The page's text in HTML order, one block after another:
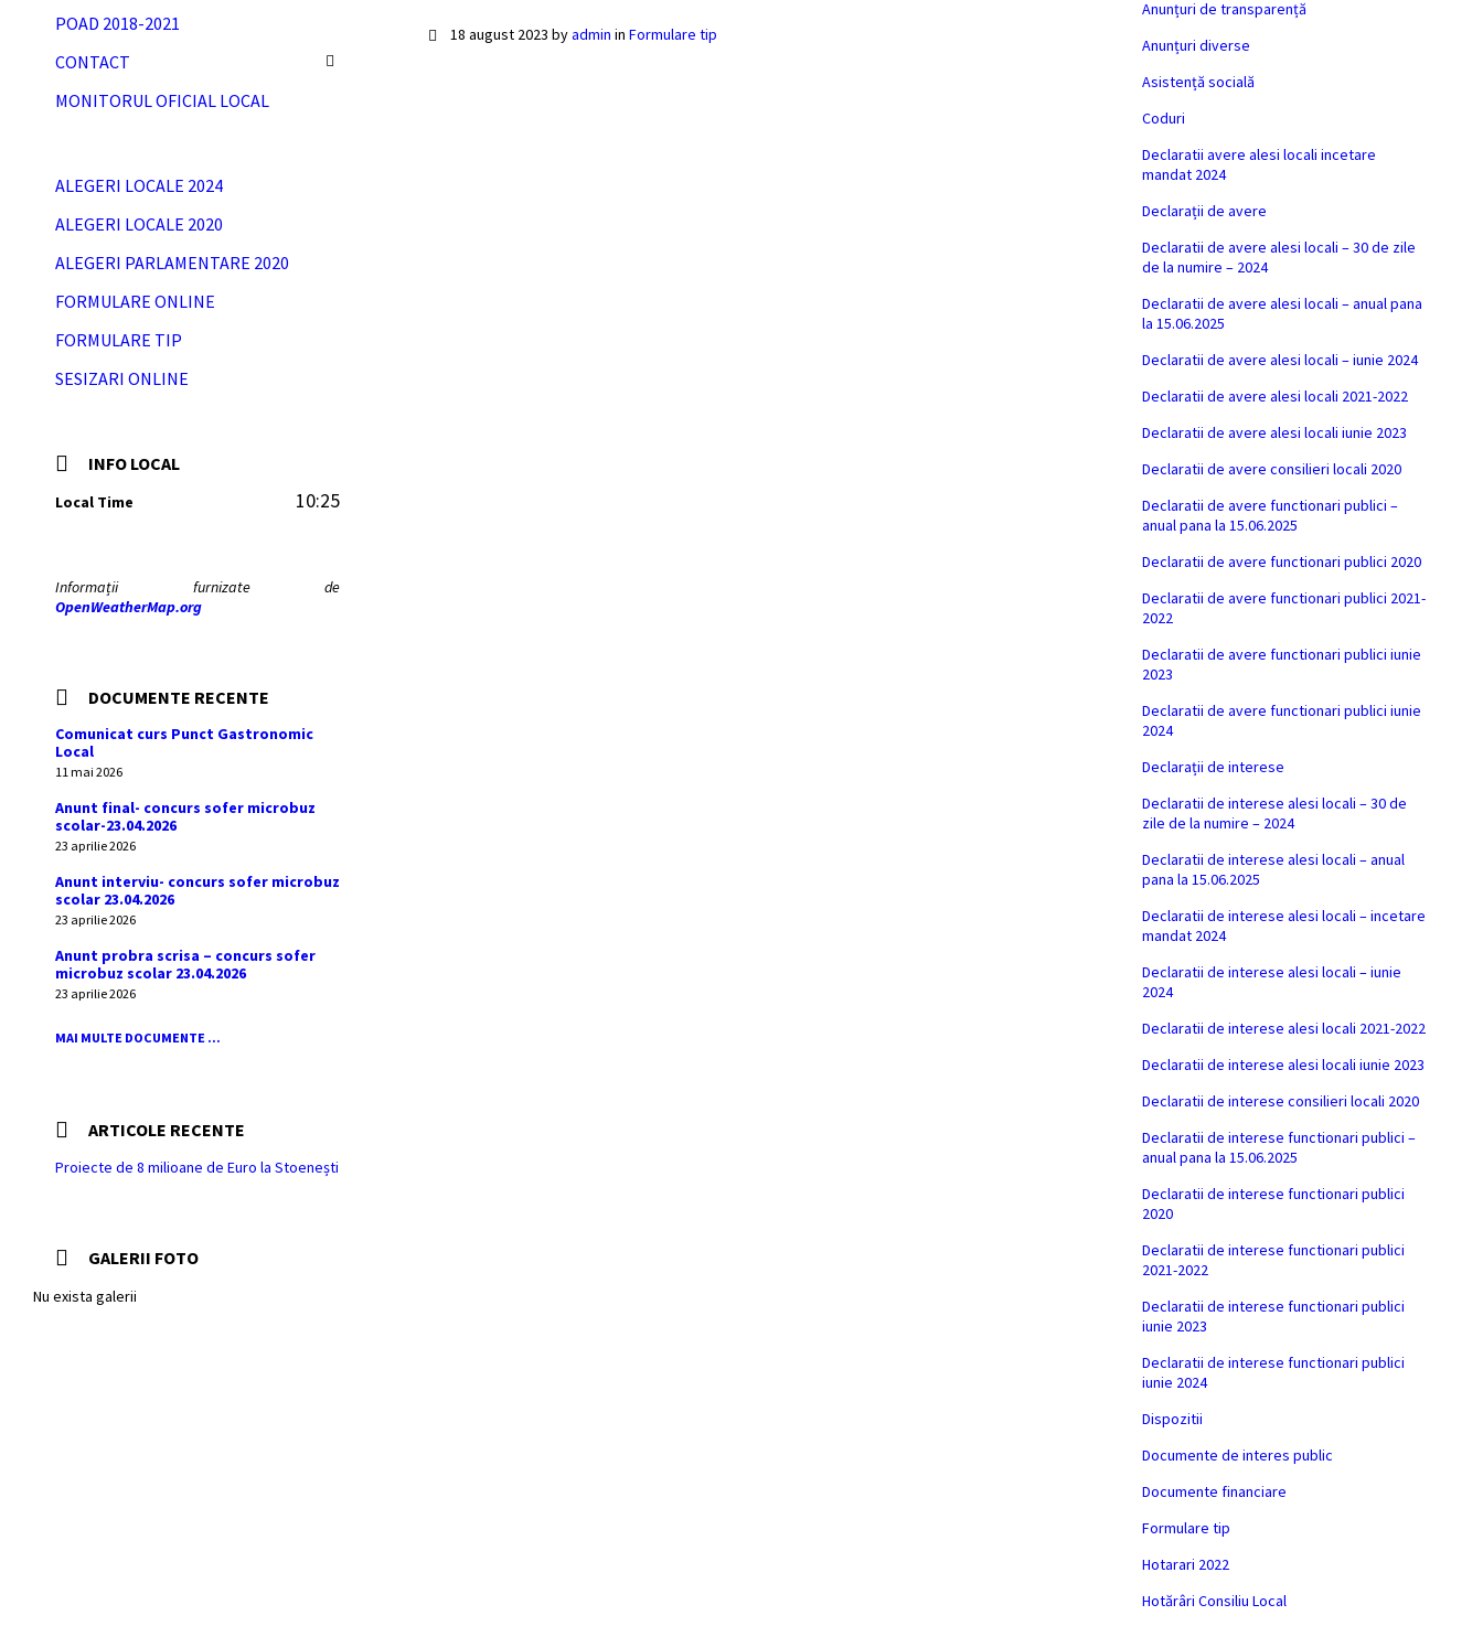
18 august 2023byadmin inFormulare tip
POAD 2018-2021
CONTACT
MONITORUL OFICIAL LOCAL
ALEGERI LOCALE 2024
ALEGERI LOCALE 2020
ALEGERI PARLAMENTARE 2020
FORMULARE ONLINE
FORMULARE TIP
SESIZARI ONLINE
INFO LOCAL
Local Time 10:25
Informații furnizate de
OpenWeatherMap.org
DOCUMENTE RECENTE
Comunicat curs Punct Gastronomic
Local
11 mai 2026
Anunt final- concurs sofer microbuz
scolar-23.04.2026
23 aprilie 2026
Anunt interviu- concurs sofer microbuz
scolar 23.04.2026
23 aprilie 2026
Anunt probra scrisa – concurs sofer
microbuz scolar 23.04.2026
23 aprilie 2026
MAI MULTE DOCUMENTE ...
ARTICOLE RECENTE
Proiecte de 8 milioane de Euro la Stoenești
GALERII FOTO
Nu exista galerii
Anunțuri de transparență
Anunțuri diverse
Asistență socială
Coduri
Declaratii avere alesi locali incetare
mandat 2024
Declarații de avere
Declaratii de avere alesi locali – 30 de zile
de la numire – 2024
Declaratii de avere alesi locali – anual pana
la 15.06.2025
Declaratii de avere alesi locali – iunie 2024
Declaratii de avere alesi locali 2021-2022
Declaratii de avere alesi locali iunie 2023
Declaratii de avere consilieri locali 2020
Declaratii de avere functionari publici –
anual pana la 15.06.2025
Declaratii de avere functionari publici 2020
Declaratii de avere functionari publici 2021-
2022
Declaratii de avere functionari publici iunie
2023
Declaratii de avere functionari publici iunie
2024
Declarații de interese
Declaratii de interese alesi locali – 30 de
zile de la numire – 2024
Declaratii de interese alesi locali – anual
pana la 15.06.2025
Declaratii de interese alesi locali – incetare
mandat 2024
Declaratii de interese alesi locali – iunie
2024
Declaratii de interese alesi locali 2021-2022
Declaratii de interese alesi locali iunie 2023
Declaratii de interese consilieri locali 2020
Declaratii de interese functionari publici –
anual pana la 15.06.2025
Declaratii de interese functionari publici
2020
Declaratii de interese functionari publici
2021-2022
Declaratii de interese functionari publici
iunie 2023
Declaratii de interese functionari publici
iunie 2024
Dispozitii
Documente de interes public
Documente financiare
Formulare tip
Hotarari 2022
Hotărâri Consiliu Local